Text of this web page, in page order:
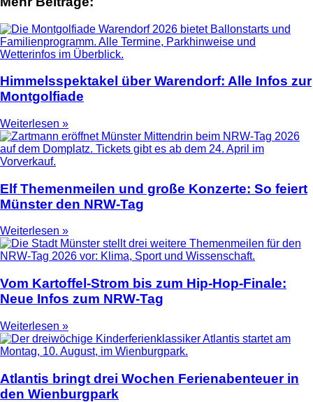
Himmelsspektakel über Warendorf: Alle Infos zur
Montgolfiade
Weiterlesen »
Elf Themenmeilen und große Konzerte: So feiert
Münster den NRW-Tag
Weiterlesen »
Vom Kartoffel-Strom bis zum Hip-Hop-Finale:
Neue Infos zum NRW-Tag
Weiterlesen »
Atlantis bringt drei Wochen Ferienabenteuer in
den Wienburgpark